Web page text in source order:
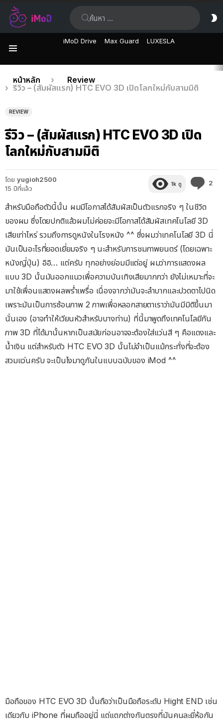
iMoD Drive Max Guard LUXESLA
เรื่อง
ล่าสุด
คุณอยู่ที่นี่:
หน้าหลัก
Review
รีวิว – (สัมผัสแรก) HTC EVO 3D เปิดโลกใหม่กับสามมิติ
REVIEW
รีวิว – (สัมผัสแรก) HTC EVO 3D เปิด
โลกใหม่กับสามมิติ
โดย yugioh2500
15 ปีที่แล้ว
1k ดู 2
สำหรับมือถือตัวนี้นั้น ผมมีโอกาสได้สัมผัสเป็นตัวแรกจริง ๆ ในชีวิต
ของผม ซึ่งโดยปกติแล้วผมไม่ค่อยจะมีโอกาสได้สัมผัสเทคโนโลยี 3D
เสียเท่าไหร่ รวมถึงการดูหนังในโรงหนัง ^^ ซึ่งผมว่าเทคโนโลยี 3D นี่
มันเป็นอะไรที่ยอดเยี่ยมจริง ๆ นะสำหรับการชมภาพยนตร์ (โดยเฉพาะ
หนังญี่ปุ่น) อิอิ… แต่ครับ ทุกอย่างย่อมมีแต่อยู่ ผมว่าการแสดงผล
แบบ 3D นั้นมันออกแนวเพื่อความบันเทิงเสียมากกว่า ยังไม่เหมาะที่จะ
มาใช้เพื่อนแสดงผลพร่ำเพรื่อ เนื่องจากว่ามันจะลำบากและปวดตาไปนิด
เพราะมันเป็นการซ้อนภาพ 2 ภาพเพื่อหลอกสายตาเราว่ามันมีมิติขึ้นมา
นั่นเอง (อาจทำให้เวียนหัวสำหรับบางท่าน) ที่นี้มาพูดถึงเทคโนโลยีกัน
ภาพ 3D ที่ได้มานั้นหากเป็นสมัยก่อนอาจจะต้องใส่แว่นสี ๆ คือแดงและ
น้ำเงิน แต่สำหรับตัว HTC EVO 3D นั้นไม่จำเป็นแม้กระทั่งที่จะต้อง
สวมแว่นครับ จะเป็นไงมาดูกันในแบบฉบับของ iMod ^^
มือถือของ HTC EVO 3D นั้นถือว่าเป็นมือถือระดับ Hight END เช่น
เดียวกับ iPhone ที่ผมถืออยู่นี่ แต่แตกต่างกันตรงที่มันคนละยี่ห้อกัน